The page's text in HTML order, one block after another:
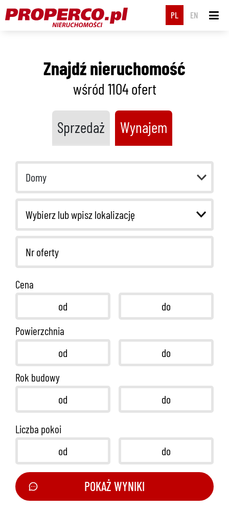
PL EN
Znajdź nieruchomość
wśród 1104ofert
Sprzedaż Wynajem
Domy
Cena
Powierzchnia
Rok budowy
Liczba pokoi
POKAŻ WYNIKI